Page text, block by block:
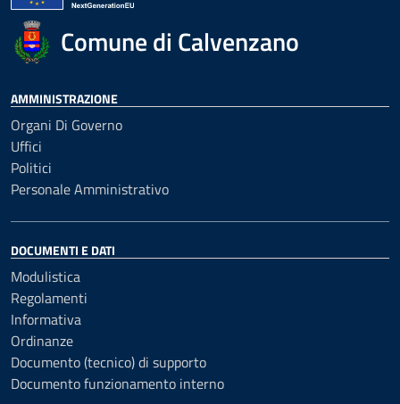
Comune di Calvenzano
AMMINISTRAZIONE
Organi Di Governo
Uffici
Politici
Personale Amministrativo
DOCUMENTI E DATI
Modulistica
Regolamenti
Informativa
Ordinanze
Documento (tecnico) di supporto
Documento funzionamento interno